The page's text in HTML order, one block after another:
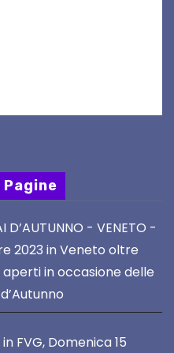
D’AUTUNNO - VENETO -
2023 in Veneto oltre
in occasione delle
in FVG, Domenica 15